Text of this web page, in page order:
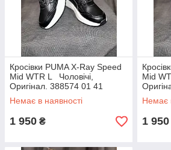
Кросівки PUMA X-Ray Speed
Mid WTR L Чоловічі,
Оригінал. 388574 01 41
Немає в наявності
1 950 ₴
Mid
Немає
1 950